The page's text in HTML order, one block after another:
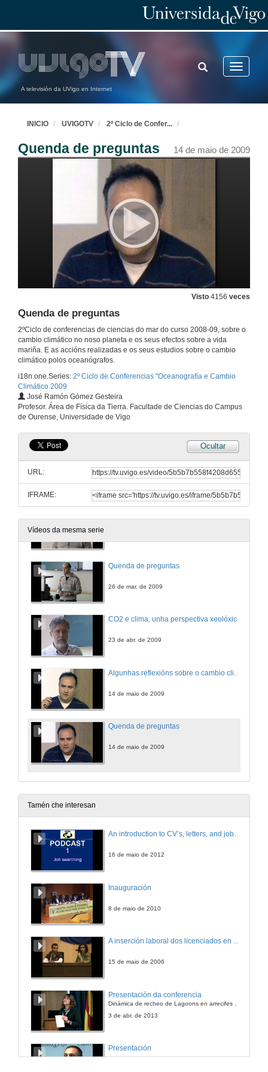
A televisión da UVigo en Internet
Toggle
TOGGLE
SEARCH
INICIO UVIGOTV 2º Ciclo de Confer...
Quenda de preguntas 14 de maio de 2009
Visto 4156 veces
Quenda de preguntas
2ºCiclo de conferencias de ciencias do mar do curso 2008-09, sobre o
cambio climático no noso planeta e os seus efectos sobre a vida
mariña. E as accións realizadas e os seus estudios sobre o cambio
climático polos oceanógrafos.
i18n.one.Series: 2º Ciclo de Conferencias "Oceanografía e Cambio
Climático 2009
José Ramón Gómez Gesteira
Profesor. Área de Física da Tierra. Facultade de Ciencias do Campus
de Ourense, Universidade de Vigo
Ocultar
URL:
IFRAME:
Vídeos da mesma serie
Implicacións económicas do cambio climático
6 de mar. de 2009
Primeira Parte
12 de mar. de 2009
Segunda Parte
12 de mar. de 2009
Quenda de preguntas
26 de mar. de 2009
CO2 e clima, unha perspectiva xeolóxica
23 de abr. de 2009
14 de maio de 2009
Quenda de preguntas
14 de maio de 2009
Tamén che interesan
An introduction to CV’s, letters, and job searching
16 de maio de 2012
Inauguración
8 de maio de 2010
A inserción laboral dos licenciados en Ciencias do Mar: a carreira investigadora
15 de maio de 2006
Presentación da conferencia
Dinámica de recheo de Lagoons en arrecifes de coral
3 de abr. de 2013
Presentación